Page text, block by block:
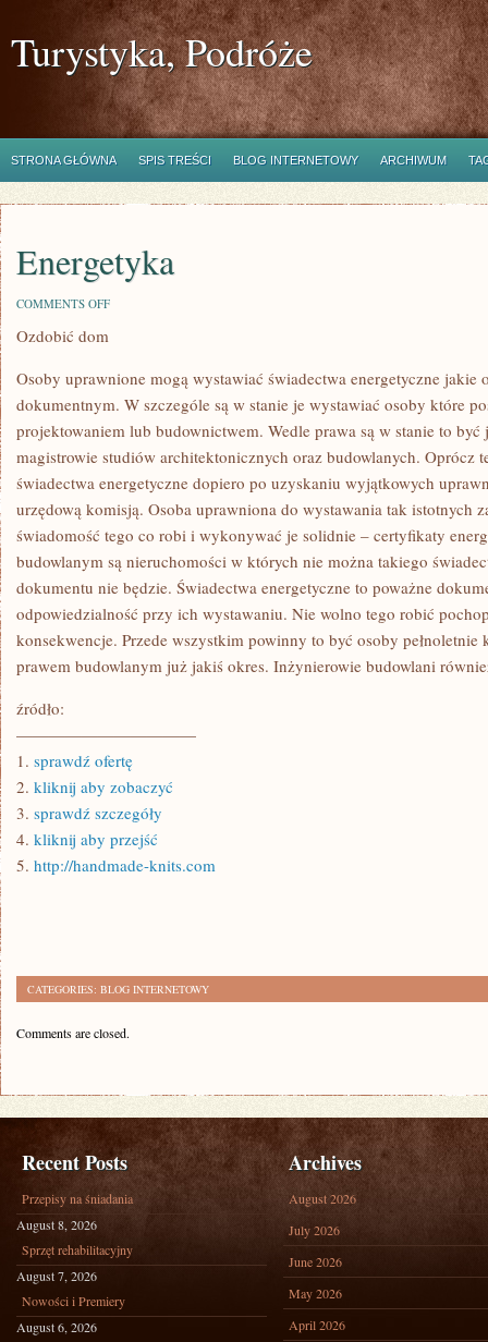
Turystyka, Podróże
STRONA GŁÓWNA SPIS TREŚCI BLOG INTERNETOWY ARCHIWUM
Energetyka
COMMENTS OFFON
Ozdobić dom
Osoby uprawnione mogą wystawiać świadectwa energetyczne jakie
dokumentnym. W szczególe są w stanie je wystawiać osoby które
projektowaniem lub budownictwem. Wedle prawa są w stanie to
magistrowie studiów architektonicznych oraz budowlanych. Oprócz
świadectwa energetyczne dopiero po uzyskaniu wyjątkowych
urzędową komisją. Osoba uprawniona do wystawania tak istotnych
świadomość tego co robi i wykonywać je solidnie – certyfikaty
budowlanym są nieruchomości w których nie można takiego
dokumentu nie będzie. Świadectwa energetyczne to poważne
odpowiedzialność przy ich wystawaniu. Nie wolno tego robić
konsekwencje. Przede wszystkim powinny to być osoby pełnoletnie
prawem budowlanym już jakiś okres. Inżynierowie budowlani
źródło:
———————————
1. sprawdź ofertę
2. kliknij aby zobaczyć
3. sprawdź szczegóły
4. kliknij aby przejść
5. http://handmade-knits.com
CATEGORIES: BLOG INTERNETOWY
Comments are closed.
Recent Posts
Przepisy na śniadania
August 8, 2026
Sprzęt rehabilitacyjny
August 7, 2026
Nowości i Premiery
August 6, 2026
Archives
August 2026
July 2026
June 2026
May 2026
April 2026